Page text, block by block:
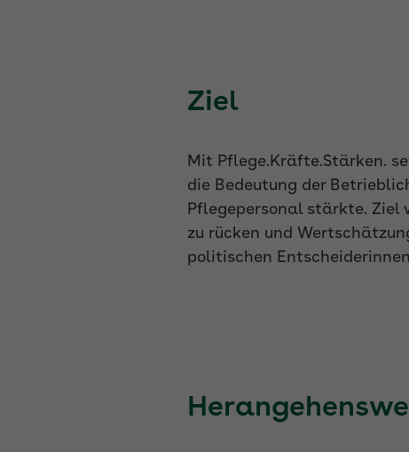
Ziel
Mit Pflege.Kräfte.Stärken.
die Bedeutung der
Pflegepersonal stärkte. Ziel
zu rücken und
politischen